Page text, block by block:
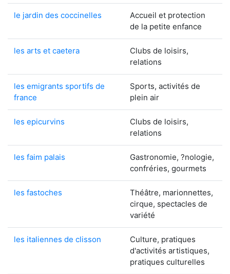
le jardin des coccinelles
Accueil et protection
de la petite enfance
les arts et caetera
Clubs de loisirs,
relations
les emigrants sportifs de
france
Sports, activités de
plein air
les epicurvins
Clubs de loisirs,
relations
les faim palais
Gastronomie, ?nologie,
confréries, gourmets
les fastoches
Théâtre, marionnettes,
cirque, spectacles de
variété
les italiennes de clisson
Culture, pratiques
d'activités artistiques,
pratiques culturelles